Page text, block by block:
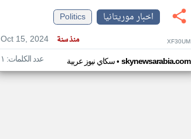
اخبار موريتانيا
Politics
Oct 15, 2024
منذ سنة XF30UM
سكاي نيوز عربية• skynewsarabia.com عدد الكلمات: ١